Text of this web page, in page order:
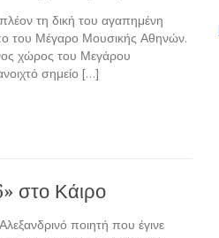
τη δική του αγαπημένη
του Μέγαρο Μουσικής Αθηνών.
χώρος του Μεγάρου
σημείο […]
στο Κάιρο
ποιητή που έγινε